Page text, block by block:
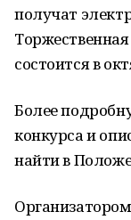
получат
состоится в
Более
конкурса и
найти в